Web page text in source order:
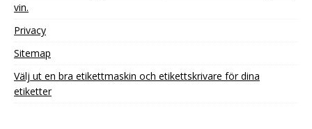
vin.
Privacy
Sitemap
Välj ut en bra etikettmaskin och etikettskrivare för dina
etiketter